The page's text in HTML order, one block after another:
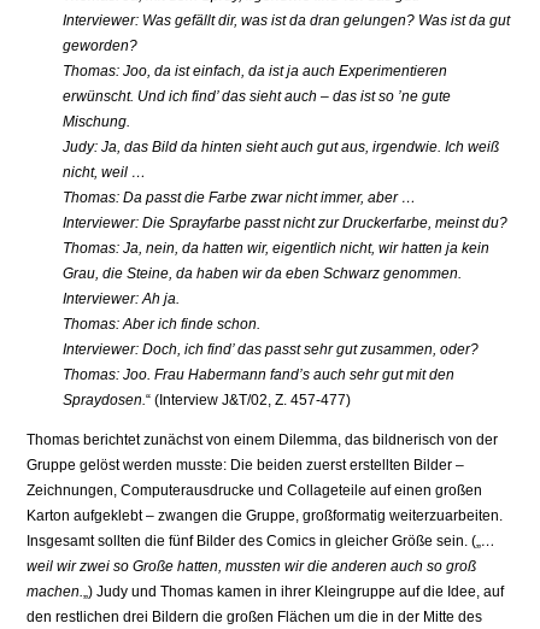
Interviewer: Was gefällt dir, was ist da dran gelungen? Was ist da gut
geworden?
Thomas: Joo, da ist einfach, da ist ja auch Experimentieren
erwünscht. Und ich find’ das sieht auch – das ist so ’ne gute
Mischung.
Judy: Ja, das Bild da hinten sieht auch gut aus, irgendwie. Ich weiß
nicht, weil …
Thomas: Da passt die Farbe zwar nicht immer, aber …
Interviewer: Die Sprayfarbe passt nicht zur Druckerfarbe, meinst du?
Thomas: Ja, nein, da hatten wir, eigentlich nicht, wir hatten ja kein
Grau, die Steine, da haben wir da eben Schwarz genommen.
Interviewer: Ah ja.
Thomas: Aber ich finde schon.
Interviewer: Doch, ich find’ das passt sehr gut zusammen, oder?
Thomas: Joo. Frau Habermann fand’s auch sehr gut mit den
Spraydosen.“ (Interview J&T/02, Z. 457-477)
Thomas berichtet zunächst von einem Dilemma, das bildnerisch von der
Gruppe gelöst werden musste: Die beiden zuerst erstellten Bilder –
Zeichnungen, Computerausdrucke und Collageteile auf einen großen
Karton aufgeklebt – zwangen die Gruppe, großformatig weiterzuarbeiten.
Insgesamt sollten die fünf Bilder des Comics in gleicher Größe sein. („…
weil wir zwei so Große hatten, mussten wir die anderen auch so groß
machen.„) Judy und Thomas kamen in ihrer Kleingruppe auf die Idee, auf
den restlichen drei Bildern die großen Flächen um die in der Mitte des